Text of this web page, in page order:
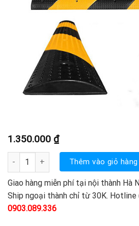
1.350.000 ₫
Gờ giảm tốc chất liệu cao su số lượng
Thêm vào giỏ hàng
Giao hàng miễn phí tại nội thành Hà
Ship ngoại thành chỉ từ 30K. Hotline
0903.089.336